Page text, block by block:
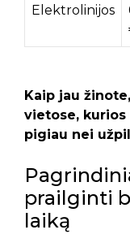
Elektrolinijos
Kaip jau
vietose, kurios
pigiau nei
prailginti
laiką